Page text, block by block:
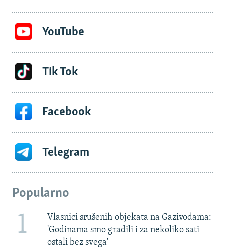
YouTube
Tik Tok
Facebook
Telegram
Popularno
1
Vlasnici srušenih objekata na Gazivodama:
'Godinama smo gradili i za nekoliko sati
ostali bez svega'